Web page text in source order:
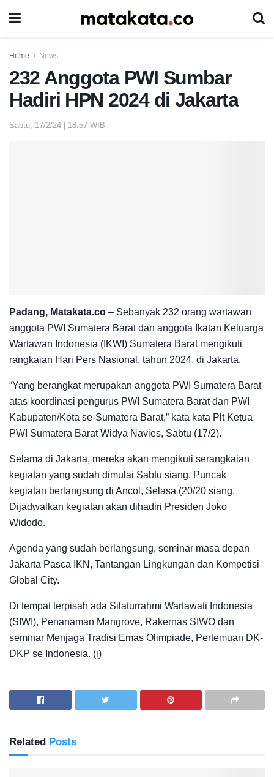
Home News
232 Anggota PWI Sumbar
Hadiri HPN 2024 di Jakarta
Sabtu, 17/2/24 | 18:57 WIB
Padang, Matakata.co – Sebanyak 232 orang wartawan
anggota PWI Sumatera Barat dan anggota Ikatan Keluarga
Wartawan Indonesia (IKWI) Sumatera Barat mengikuti
rangkaian Hari Pers Nasional, tahun 2024, di Jakarta.
“Yang berangkat merupakan anggota PWI Sumatera Barat
atas koordinasi pengurus PWI Sumatera Barat dan PWI
Kabupaten/Kota se-Sumatera Barat,” kata kata Plt Ketua
PWI Sumatera Barat Widya Navies, Sabtu (17/2).
Selama di Jakarta, mereka akan mengikuti serangkaian
kegiatan yang sudah dimulai Sabtu siang. Puncak
kegiatan berlangsung di Ancol, Selasa (20/20 siang.
Dijadwalkan kegiatan akan dihadiri Presiden Joko
Widodo.
Agenda yang sudah berlangsung, seminar masa depan
Jakarta Pasca IKN, Tantangan Lingkungan dan Kompetisi
Global City.
Di tempat terpisah ada Silaturrahmi Wartawati Indonesia
(SIWI), Penanaman Mangrove, Rakernas SIWO dan
seminar Menjaga Tradisi Emas Olimpiade, Pertemuan DK-
DKP se Indonesia. (i)
Related Posts